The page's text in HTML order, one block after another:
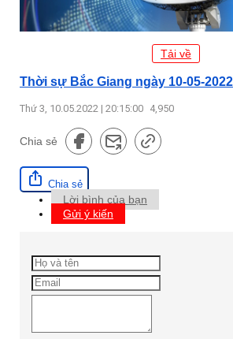
Tải về
Thời sự Bắc Giang ngày 10-05-2022
Thứ 3, 10.05.2022 | 20:15:00 4,950
Chia sẻ
Chia sẻ
Lời bình của bạn
Gửi ý kiến